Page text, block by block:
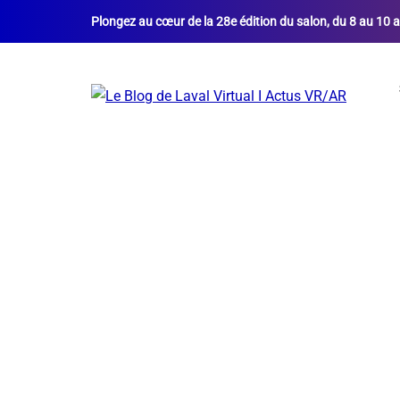
Plongez au cœur de la 28e édition du salon, du 8 au 10